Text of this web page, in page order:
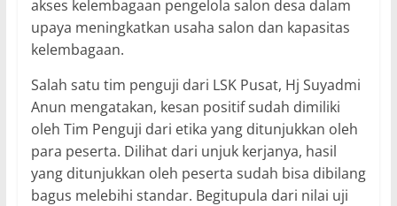
akses kelembagaan pengelola salon desa dalam
upaya meningkatkan usaha salon dan kapasitas
kelembagaan.
Salah satu tim penguji dari LSK Pusat, Hj Suyadmi
Anun mengatakan, kesan positif sudah dimiliki
oleh Tim Penguji dari etika yang ditunjukkan oleh
para peserta. Dilihat dari unjuk kerjanya, hasil
yang ditunjukkan oleh peserta sudah bisa dibilang
bagus melebihi standar. Begitupula dari nilai uji